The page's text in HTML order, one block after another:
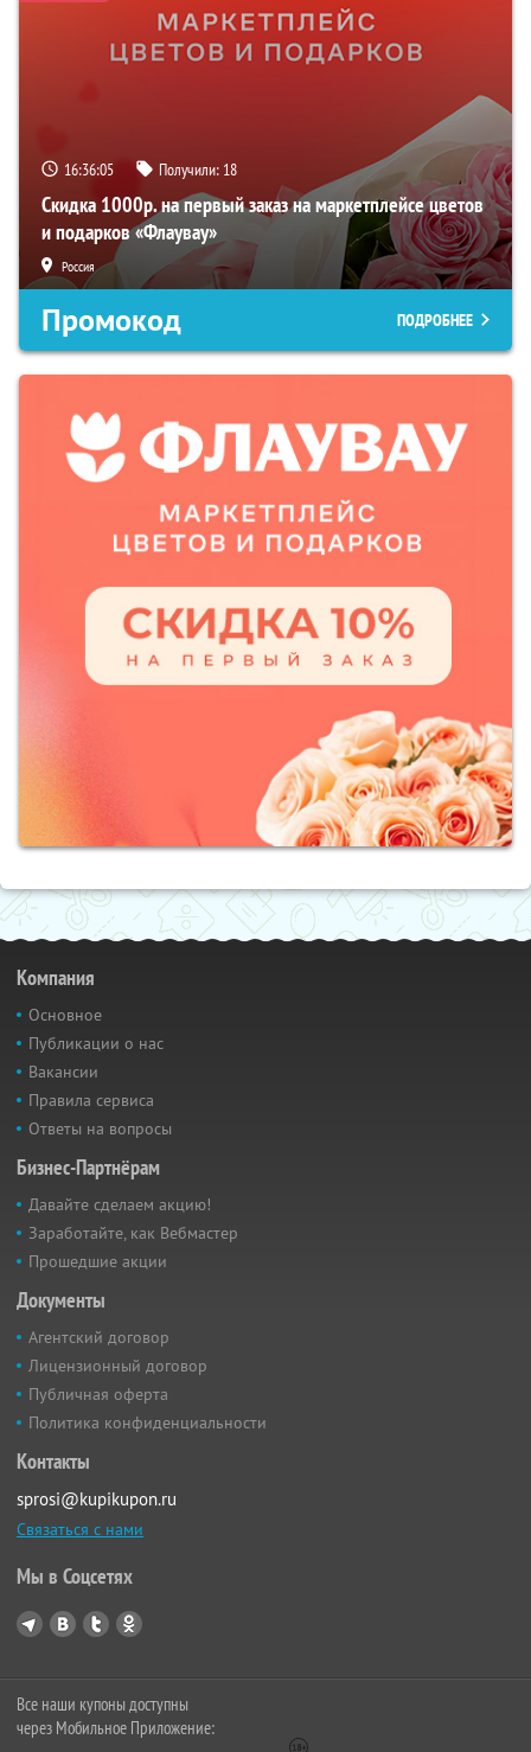
16:36:03 Получили: 18
Скидка 1000р. на первый заказ на маркетплейсе цветов
и подарков «Флаувау»
Россия
Промокод ПОДРОБНЕЕ
Компания
Основное
Публикации о нас
Вакансии
Правила сервиса
Ответы на вопросы
Бизнес-Партнёрам
Давайте сделаем акцию!
Заработайте, как Вебмастер
Прошедшие акции
Документы
Агентский договор
Лицензионный договор
Публичная оферта
Политика конфиденциальности
Контакты
sprosi@kupikupon.ru
Связаться с нами
Мы в Соцсетях
Все наши купоны доступны
через Мобильное Приложение: